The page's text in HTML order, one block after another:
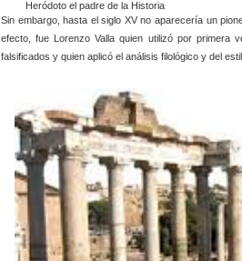
Heródoto el padre de la Historia
Sin embargo, hasta el siglo XV no aparecería un
efecto, fue Lorenzo Valla quien utilizó por primera
falsificados y quien aplicó el análisis filológico y del